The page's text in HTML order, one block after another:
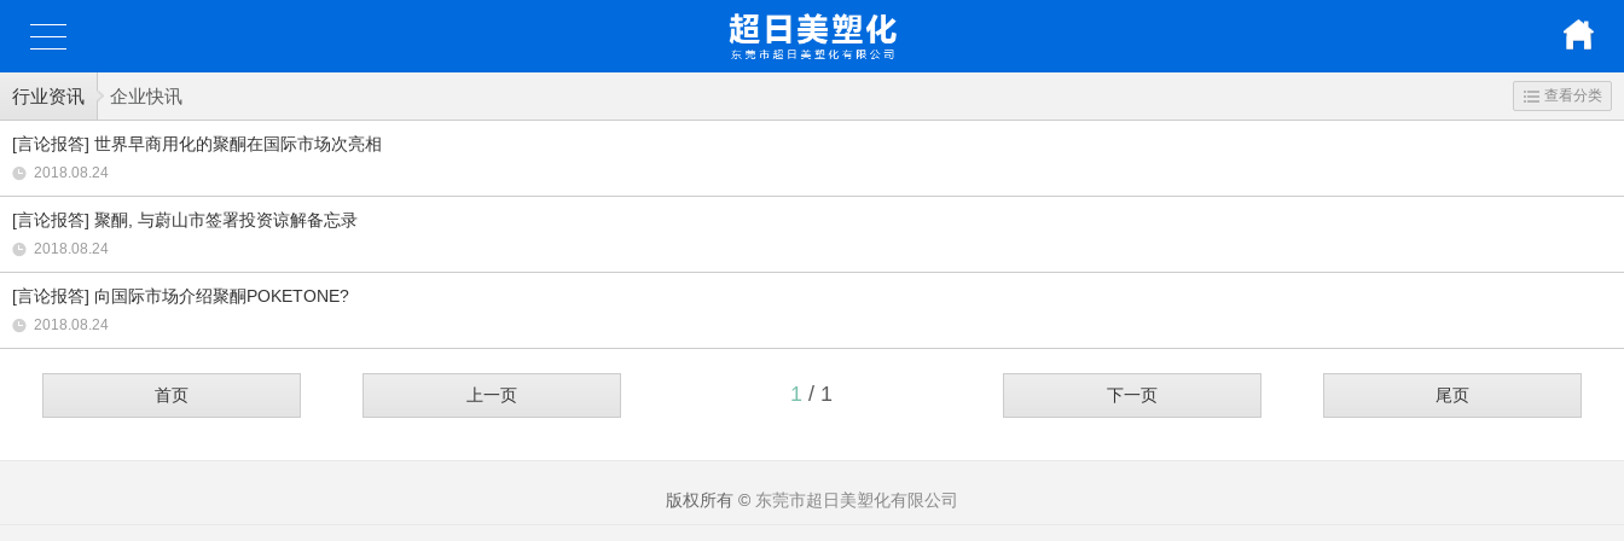
行业资讯 企业快讯 查看分类
[言论报答] 世界早商用化的聚酮在国际市场次亮相
2018.08.24
[言论报答] 聚酮, 与蔚山市签署投资谅解备忘录
2018.08.24
[言论报答] 向国际市场介绍聚酮POKETONE?
2018.08.24
首页 上一页 1 / 1 下一页 尾页
版权所有 © 东莞市超日美塑化有限公司